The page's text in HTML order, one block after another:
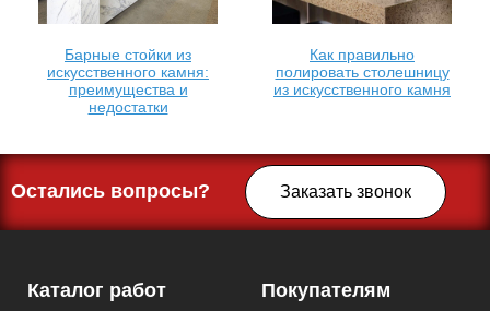
Барные стойки из
искусственного камня:
преимущества и
недостатки
Как правильно
полировать столешницу
из искусственного камня
Остались вопросы? Заказать звонок
Каталог работ Покупателям